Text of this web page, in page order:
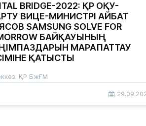
BRIDGE-2022: ҚР ОҚУ-
ВИЦЕ-МИНИСТРІ АЙБАТ
SAMSUNG SOLVE FOR
БАЙҚАУЫНЫҢ
МАРАПАТТАУ
ҚАТЫСТЫ
ҚР БжҒМ